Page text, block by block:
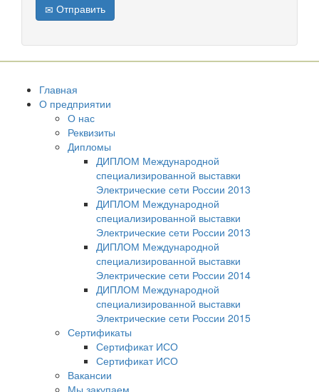
Отправить
Главная
О предприятии
О нас
Реквизиты
Дипломы
ДИПЛОМ Международной
специализированной выставки
Электрические сети России 2013
ДИПЛОМ Международной
специализированной выставки
Электрические сети России 2013
ДИПЛОМ Международной
специализированной выставки
Электрические сети России 2014
ДИПЛОМ Международной
специализированной выставки
Электрические сети России 2015
Сертификаты
Сертификат ИСО
Сертификат ИСО
Вакансии
Мы закупаем